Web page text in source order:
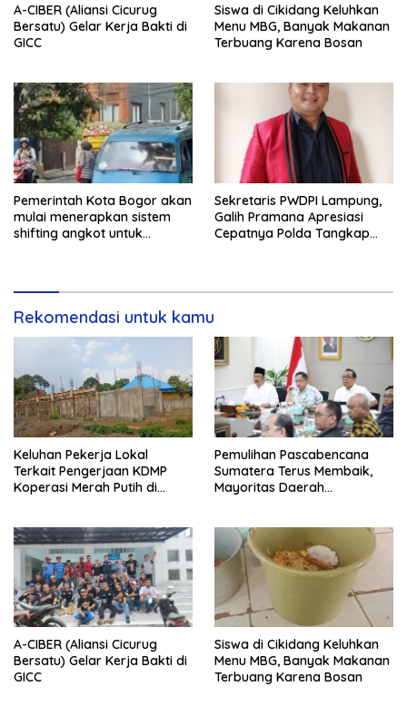
A-CIBER (Aliansi Cicurug
Bersatu) Gelar Kerja Bakti di
GICC
Siswa di Cikidang Keluhkan
Menu MBG, Banyak Makanan
Terbuang Karena Bosan
Pemerintah Kota Bogor akan
mulai menerapkan sistem
shifting angkot untuk
Sekretaris PWDPI Lampung,
Galih Pramana Apresiasi
Cepatnya Polda Tangkap
Rekomendasi untuk kamu
Keluhan Pekerja Lokal
Terkait Pengerjaan KDMP
Koperasi Merah Putih di
Pemulihan Pascabencana
Sumatera Terus Membaik,
Mayoritas Daerah
A-CIBER (Aliansi Cicurug
Bersatu) Gelar Kerja Bakti di
GICC
Siswa di Cikidang Keluhkan
Menu MBG, Banyak Makanan
Terbuang Karena Bosan